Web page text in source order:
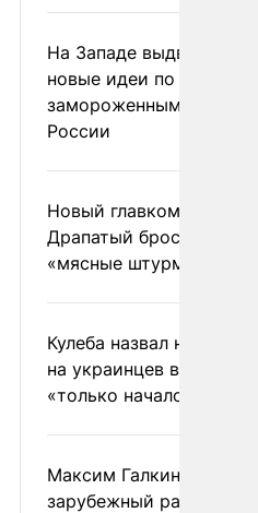
На Западе выдвинули
новые идеи по
замороженным
России
Новый главком ВСУ
Драпатый бросил
«мясные штурмы»
Кулеба назвал
на украинцев в Польше
«только началом»
Максим Галкин
зарубежный райдер